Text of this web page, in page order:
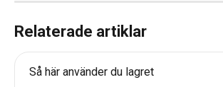
Relaterade artiklar
Så här använder du lagret